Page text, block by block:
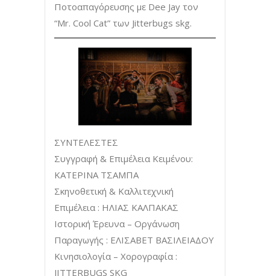
Ποτοαπαγόρευσης µε Dee Jay τον
“Mr. Cool Cat” των Jitterbugs skg.
ΣΥΝΤΕΛΕΣΤΕΣ
Συγγραφή & Επιμέλεια Κειμένου:
ΚΑΤΕΡΙΝΑ ΤΣΑΜΠΑ
Σκηνοθετική & Καλλιτεχνική
Επιμέλεια : ΗΛΙΑΣ ΚΑΛΠΑΚΑΣ
Ιστορική Έρευνα – Οργάνωση
Παραγωγής : ΕΛΙΣΑΒΕΤ ΒΑΣΙΛΕΙΑΔΟΥ
Κινησιολογία – Χορογραφία :
JITTERBUGS SKG